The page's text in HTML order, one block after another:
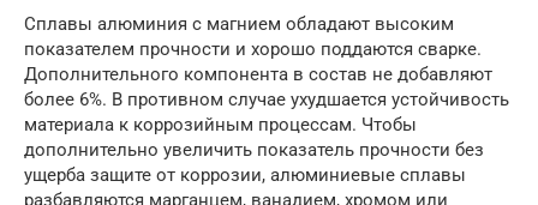
Сплавы алюминия с магнием обладают высоким
показателем прочности и хорошо поддаются сварке.
Дополнительного компонента в состав не добавляют
более 6%. В противном случае ухудшается устойчивость
материала к коррозийным процессам. Чтобы
дополнительно увеличить показатель прочности без
ущерба защите от коррозии, алюминиевые сплавы
разбавляются марганцем, ванадием, хромом или